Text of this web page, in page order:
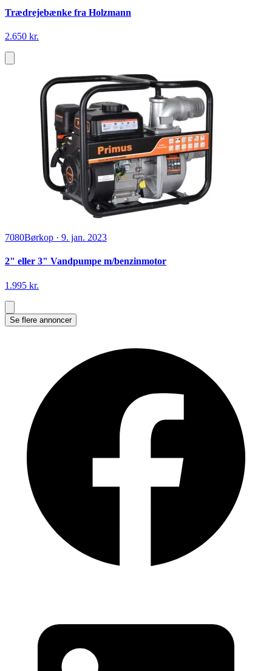
Trædrejebænke fra Holzmann
2.650 kr.
7080Børkop · 9. jan. 2023
2" eller 3" Vandpumpe m/benzinmotor
1.995 kr.
Se flere annoncer